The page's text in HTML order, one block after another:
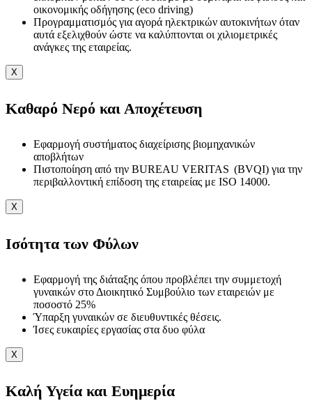
οικονομικής οδήγησης (eco driving)
Προγραμματισμός για αγορά ηλεκτρικών αυτοκινήτων όταν
αυτά εξελιχθούν ώστε να καλύπτονται οι χιλιομετρικές
ανάγκες της εταιρείας.
X
Καθαρό Νερό και Αποχέτευση
Εφαρμογή συστήματος διαχείρισης βιομηχανικών
αποβλήτων
Πιστοποίηση από την BUREAU VERITAS (BVQI) για την
περιβαλλοντική επίδοση της εταιρείας με ISO 14000.
X
Ισότητα των Φύλων
Εφαρμογή της διάταξης όπου προβλέπει την συμμετοχή
γυναικών στο Διοικητικό Συμβούλιο των εταιρειών με
ποσοστό 25%
Ύπαρξη γυναικών σε διευθυντικές θέσεις.
Ίσες ευκαιρίες εργασίας στα δυο φύλα
X
Καλή Υγεία και Ευημερία